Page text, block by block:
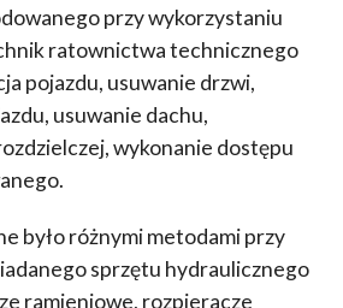
przy wykorzystaniu
ratownictwa technicznego
pojazdu, usuwanie drzwi,
usuwanie dachu,
wykonanie dostępu
było różnymi metodami przy
sprzętu hydraulicznego
ramieniowe, rozpieracze